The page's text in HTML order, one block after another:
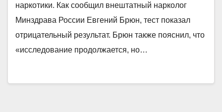
наркотики. Как сообщил внештатный нарколог
Минздрава России Евгений Брюн, тест показал
отрицательный результат. Брюн также пояснил, что
«исследование продолжается, но…